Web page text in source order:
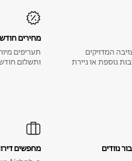
המדויקים
נוספת או ניירת
מחירים
תעריפים
ותשלום
נוודים
מחפשים